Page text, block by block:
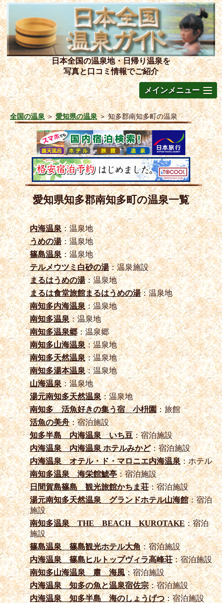
日本全国の温泉地・日帰り温泉を
写真と口コミ情報でご紹介
メインメニュー
全国の温泉＞愛知県の温泉＞知多郡南知多町の温泉
愛知県知多郡南知多町の温泉一覧
内海温泉：温泉地
うめの湯：温泉地
篠島温泉：温泉地
テルメウツミ白砂の湯：温泉施設
まるはうめの湯：温泉地
まるは食堂旅館まるはうめの湯：温泉地
南知多内海温泉：温泉地
南知多温泉：温泉地
南知多温泉郷：温泉郷
南知多山海温泉：温泉地
南知多天然温泉：温泉地
南知多湯本温泉：温泉地
山海温泉：温泉地
湯元南知多天然温泉：温泉地
南知多 活魚好きの集う宿 小枡園：旅館
活魚の美舟：宿泊施設
知多半島 内海温泉 いち豆：宿泊施設
内海温泉 内海温泉 ホテルみかど：宿泊施設
内海温泉 オテル・ド・マロニエ内海温泉：ホテル
南知多温泉 海栄館鯱亭：宿泊施設
日間賀島篠島 観光旅館かちま荘：宿泊施設
湯元南知多天然温泉 グランドホテル山海館：宿泊
施設
南知多温泉 THE BEACH KUROTAKE：宿泊
施設
篠島温泉 篠島観光ホテル大角：宿泊施設
内海温泉 篠島ヒルトップヴィラ高峰荘：宿泊施設
南知多山海温泉 肅 海風：宿泊施設
内海温泉 知多の魚と温泉宿佐宗：宿泊施設
内海温泉 知多半島 海のしょうげつ：宿泊施設